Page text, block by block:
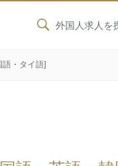
外国人求人を
・タイ語]